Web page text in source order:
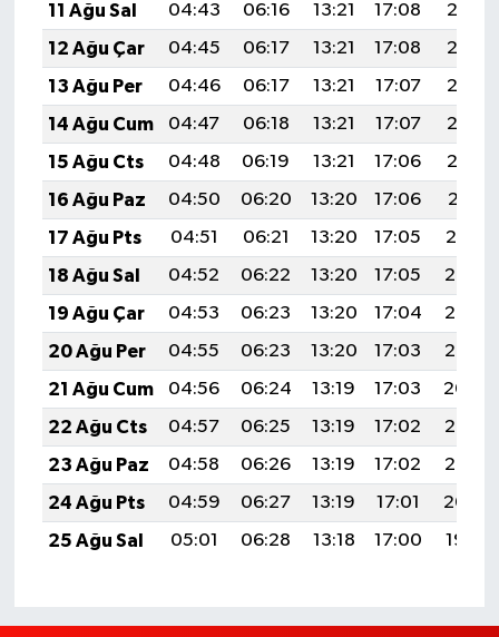
11 Ağu Sal
04:43 06:16 13:21 17:08
20:17
12 Ağu Çar
04:45 06:17 13:21 17:08
20:16
13 Ağu Per
04:46 06:17 13:21 17:07
20:15
14 Ağu Cum
04:47 06:18 13:21 17:07
20:13
15 Ağu Cts
04:48 06:19 13:21 17:06
20:12
16 Ağu Paz
04:50 06:20 13:20 17:06
20:11
17 Ağu Pts
04:51 06:21 13:20 17:05
20:10
18 Ağu Sal
04:52 06:22 13:20 17:05
20:08
19 Ağu Çar
04:53 06:23 13:20 17:04
20:07
20 Ağu Per
04:55 06:23 13:20 17:03
20:06
21 Ağu Cum
04:56 06:24 13:19 17:03
20:04
22 Ağu Cts
04:57 06:25 13:19 17:02
20:03
23 Ağu Paz
04:58 06:26 13:19 17:02
20:02
24 Ağu Pts
04:59 06:27 13:19 17:01
20:00
25 Ağu Sal
05:01 06:28 13:18 17:00 19:59